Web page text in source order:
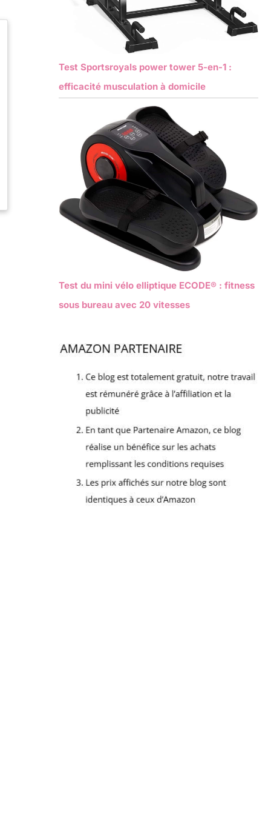
Test Sportsroyals power tower 5-en-1 :
efficacité musculation à domicile
Test du mini vélo elliptique ECODE® : fitness
sous bureau avec 20 vitesses